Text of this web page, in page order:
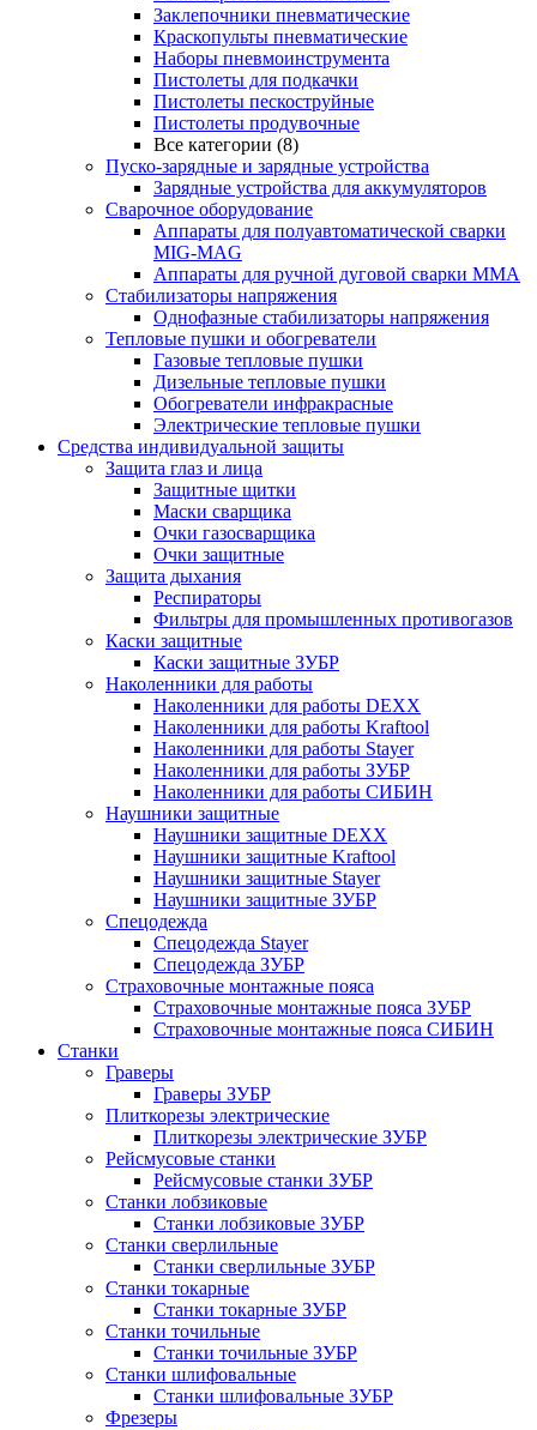
Заклепочники пневматические
Краскопульты пневматические
Наборы пневмоинструмента
Пистолеты для подкачки
Пистолеты пескоструйные
Пистолеты продувочные
Все категории (8)
Пуско-зарядные и зарядные устройства
Зарядные устройства для аккумуляторов
Сварочное оборудование
Аппараты для полуавтоматической сварки
MIG-MAG
Аппараты для ручной дуговой сварки MMA
Стабилизаторы напряжения
Однофазные стабилизаторы напряжения
Тепловые пушки и обогреватели
Газовые тепловые пушки
Дизельные тепловые пушки
Обогреватели инфракрасные
Электрические тепловые пушки
Средства индивидуальной защиты
Защита глаз и лица
Защитные щитки
Маски сварщика
Очки газосварщика
Очки защитные
Защита дыхания
Респираторы
Фильтры для промышленных противогазов
Каски защитные
Каски защитные ЗУБР
Наколенники для работы
Наколенники для работы DEXX
Наколенники для работы Kraftool
Наколенники для работы Stayer
Наколенники для работы ЗУБР
Наколенники для работы СИБИН
Наушники защитные
Наушники защитные DEXX
Наушники защитные Kraftool
Наушники защитные Stayer
Наушники защитные ЗУБР
Спецодежда
Спецодежда Stayer
Спецодежда ЗУБР
Страховочные монтажные пояса
Страховочные монтажные пояса ЗУБР
Страховочные монтажные пояса СИБИН
Станки
Граверы
Граверы ЗУБР
Плиткорезы электрические
Плиткорезы электрические ЗУБР
Рейсмусовые станки
Рейсмусовые станки ЗУБР
Станки лобзиковые
Станки лобзиковые ЗУБР
Станки сверлильные
Станки сверлильные ЗУБР
Станки токарные
Станки токарные ЗУБР
Станки точильные
Станки точильные ЗУБР
Станки шлифовальные
Станки шлифовальные ЗУБР
Фрезеры